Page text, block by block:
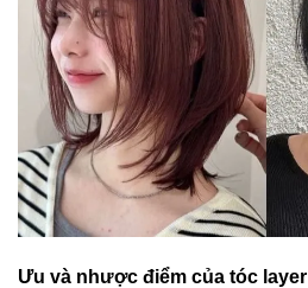
Ưu và nhược điểm của tóc layer